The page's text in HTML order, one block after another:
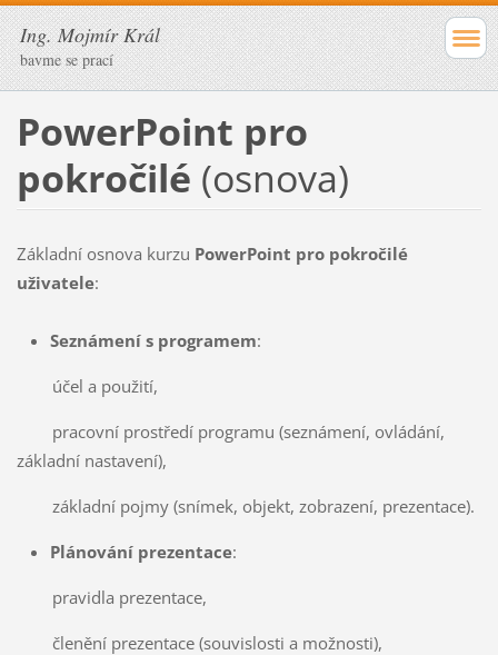
Ing. Mojmír Král
bavme se prací
PowerPoint pro
pokročilé (osnova)
Základní osnova kurzu PowerPoint pro pokročilé
uživatele:
Seznámení s programem:
účel a použití,
pracovní prostředí programu (seznámení, ovládání,
základní nastavení),
základní pojmy (snímek, objekt, zobrazení, prezentace).
Plánování prezentace:
pravidla prezentace,
členění prezentace (souvislosti a možnosti),